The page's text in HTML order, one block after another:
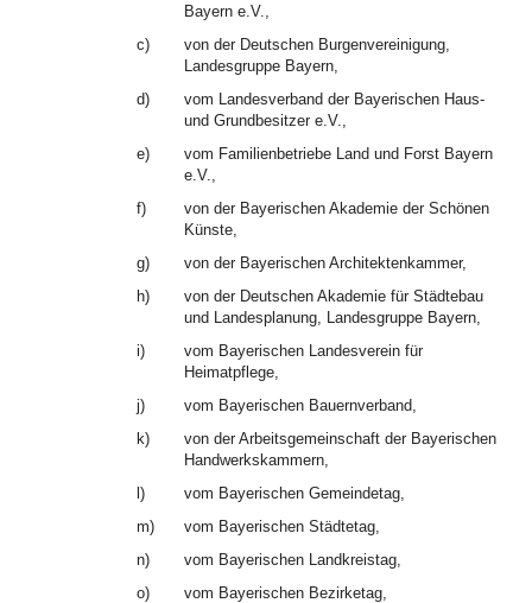
Bayern e.V.,
c)
von der Deutschen Burgenvereinigung,
Landesgruppe Bayern,
d)
vom Landesverband der Bayerischen Haus-
und Grundbesitzer e.V.,
e)
vom Familienbetriebe Land und Forst Bayern
e.V.,
f)
von der Bayerischen Akademie der Schönen
Künste,
g)
von der Bayerischen Architektenkammer,
h)
von der Deutschen Akademie für Städtebau
und Landesplanung, Landesgruppe Bayern,
i)
vom Bayerischen Landesverein für
Heimatpflege,
j)
vom Bayerischen Bauernverband,
k)
von der Arbeitsgemeinschaft der Bayerischen
Handwerkskammern,
l)
vom Bayerischen Gemeindetag,
m)
vom Bayerischen Städtetag,
n)
vom Bayerischen Landkreistag,
o)
vom Bayerischen Bezirketag,